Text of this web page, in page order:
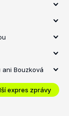
Bouzková
expres zprávy